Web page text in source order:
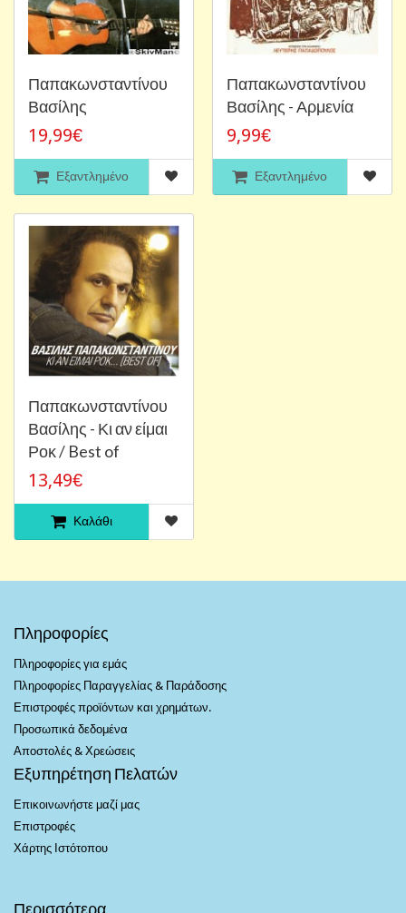
Παπακωνσταντίνου
Βασίλης
19,99€
Εξαντλημένο
Παπακωνσταντίνου
Βασίλης - Αρμενία
9,99€
Εξαντλημένο
Παπακωνσταντίνου
Βασίλης - Κι αν είμαι
Ροκ / Best of
13,49€
Καλάθι
Πληροφορίες
Πληροφορίες για εμάς
Πληροφορίες Παραγγελίας & Παράδοσης
Επιστροφές προϊόντων και χρημάτων.
Προσωπικά δεδομένα
Αποστολές & Χρεώσεις
Εξυπηρέτηση Πελατών
Επικοινωνήστε μαζί μας
Επιστροφές
Χάρτης Ιστότοπου
Περισσότερα